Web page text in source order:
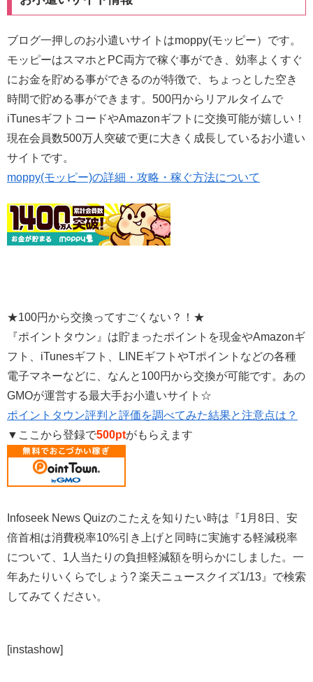
ブログ一押しのお小遣いサイトはmoppy(モッピー）です。
モッピーはスマホとPC両方で稼ぐ事ができ、効率よくすぐ
にお金を貯める事ができるのが特徴で、ちょっとした空き
時間で貯める事ができます。500円からリアルタイムで
iTunesギフトコードやAmazonギフトに交換可能が嬉しい！
現在会員数500万人突破で更に大きく成長しているお小遣い
サイトです。
moppy(モッピー)の詳細・攻略・稼ぐ方法について
★100円から交換ってすごくない？！★
『ポイントタウン』は貯まったポイントを現金やAmazonギ
フト、iTunesギフト、LINEギフトやTポイントなどの各種
電子マネーなどに、なんと100円から交換が可能です。あの
GMOが運営する最大手お小遣いサイト☆
ポイントタウン評判と評価を調べてみた結果と注意点は？
▼ここから登録で500ptがもらえます
Infoseek News Quizのこたえを知りたい時は『1月8日、安
倍首相は消費税率10%引き上げと同時に実施する軽減税率
について、1人当たりの負担軽減額を明らかにしました。一
年あたりいくらでしょう? 楽天ニュースクイズ1/13』で検索
してみてください。
[instashow]